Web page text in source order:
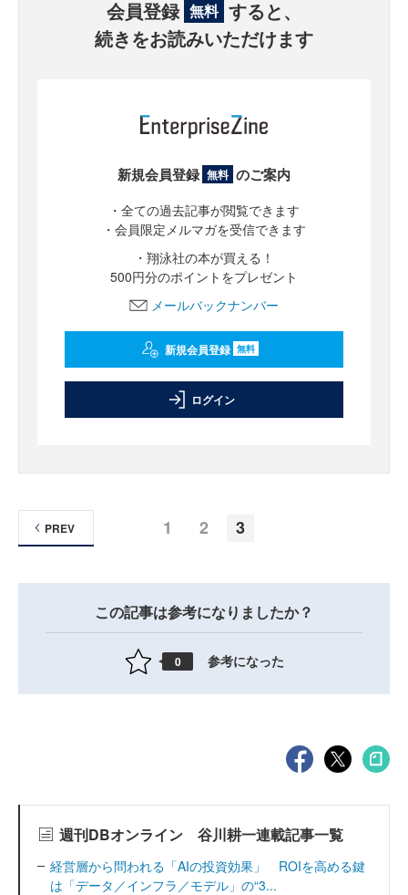
会員登録 無料 すると、
続きをお読みいただけます
新規会員登録 無料 のご案内
・全ての過去記事が閲覧できます
・会員限定メルマガを受信できます
・翔泳社の本が買える！
500円分のポイントをプレゼント
メールバックナンバー
新規会員登録 無料
ログイン
1 2 3
PREV
この記事は参考になりましたか？
0 参考になった
週刊DBオンライン 谷川耕一連載記事一覧
経営層から問われる「AIの投資効果」 ROIを高める鍵
は「データ／インフラ／モデル」の“3...